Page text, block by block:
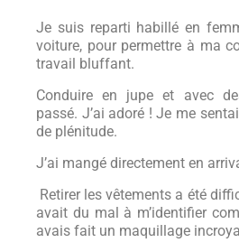
Je suis reparti habillé en
voiture, pour permettre à ma
travail bluffant.
Conduire en jupe et avec
passé. J’ai adoré ! Je me
de plénitude.
J’ai mangé directement en
Retirer les vêtements a été
avait du mal à m’identifier
avais fait un maquillage